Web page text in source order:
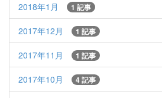
2018年1月 1 記事
2017年12月 1 記事
2017年11月 1 記事
2017年10月 4 記事